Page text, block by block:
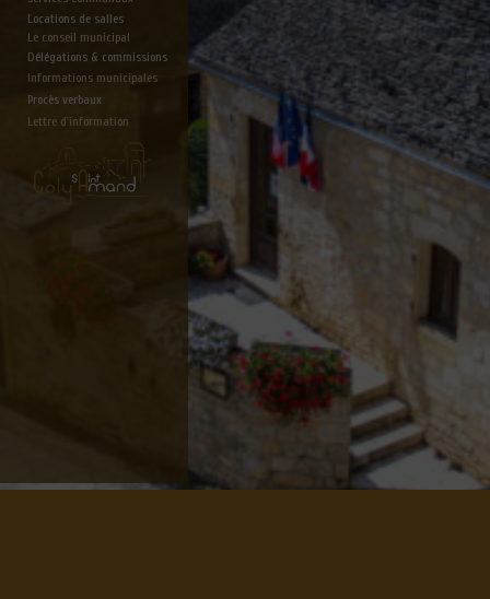
Locations de salles
Le conseil municipal
Délégations & commissions
Informations municipales
Lettre d'information
Procès verbaux